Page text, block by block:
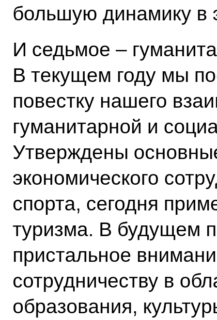
большую динамику в
И седьмое –
В текущем году мы
повестку нашего
гуманитарной и
Утверждены
экономического
спорта, сегодня
туризма. В будущем
пристальное
сотрудничеству в
образования,